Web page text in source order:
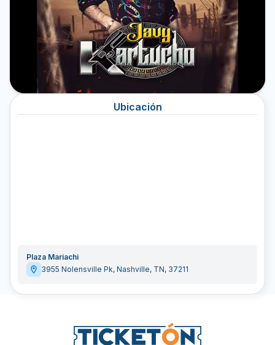
Ubicación
Plaza Mariachi
3955 Nolensville Pk, Nashville, TN, 37211